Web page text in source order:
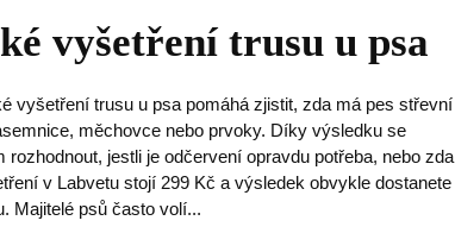
vyšetření trusu u psa
vyšetření trusu u psa pomáhá zjistit, zda má pes střevní
měchovce nebo prvoky. Díky výsledku se
rozhodnout, jestli je odčervení opravdu potřeba, nebo zda
v Labvetu stojí 299 Kč a výsledek obvykle dostanete
Majitelé psů často volí...